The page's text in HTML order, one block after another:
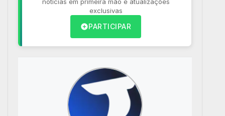
exclusivas
PARTICIPAR